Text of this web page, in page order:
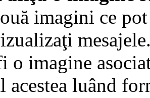
imagini ce
o imagine
acestea luând